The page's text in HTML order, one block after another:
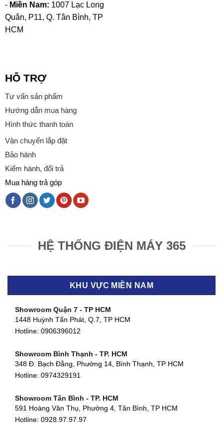
- Miền Nam: 1007 Lạc Long
Quân, P11, Q. Tân Bình, TP
HCM
HỖ TRỢ
Tư vấn sản phẩm
Hướng dẫn mua hàng
Hình thức thanh toán
Vận chuyển lắp đặt
Bảo hành
Kiểm hành, đổi trả
Mua hàng trả góp
HỆ THỐNG ĐIỆN MÁY 365
KHU VỰC MIỀN NAM
Showroom Quận 7 - TP HCM
1448 Huỳnh Tấn Phát, Q.7, TP HCM
Hotline: 0906396012
Showroom Bình Thạnh - TP. HCM
348 Đ. Bạch Đằng, Phường 14, Bình Thạnh, TP HCM
Hotline: 0974329191
Showroom Tân Bình - TP. HCM
591 Hoàng Văn Thụ, Phường 4, Tân Bình, TP HCM
Hotline: 0928.97.97.97